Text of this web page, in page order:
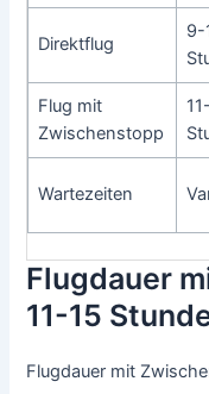
Direktflug
9-
Flug mit
Zwischenstopp
Wartezeiten
Flugdauer
11-15
Flugdauer mit